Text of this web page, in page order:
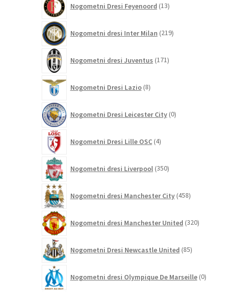
Nogometni Dresi Feyenoord 13izdelkov
Nogometni dresi Inter Milan 219izdelkov
Nogometni dresi Juventus 171izdelkov
Nogometni Dresi Lazio 8izdelkov
Nogometni Dresi Leicester City 0izdelkov
Nogometni Dresi Lille OSC 4izdelki
Nogometni dresi Liverpool 350izdelkov
Nogometni dresi Manchester City 458izdelkov
Nogometni dresi Manchester United 320izdelkov
Nogometni Dresi Newcastle United 85izdelkov
Nogometni dresi Olympique De Marseille 0